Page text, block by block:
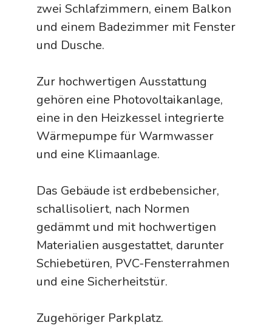
zwei Schlafzimmern, einem Balkon
und einem Badezimmer mit Fenster
und Dusche.
Zur hochwertigen Ausstattung
gehören eine Photovoltaikanlage,
eine in den Heizkessel integrierte
Wärmepumpe für Warmwasser
und eine Klimaanlage.
Das Gebäude ist erdbebensicher,
schallisoliert, nach Normen
gedämmt und mit hochwertigen
Materialien ausgestattet, darunter
Schiebetüren, PVC-Fensterrahmen
und eine Sicherheitstür.
Zugehöriger Parkplatz.